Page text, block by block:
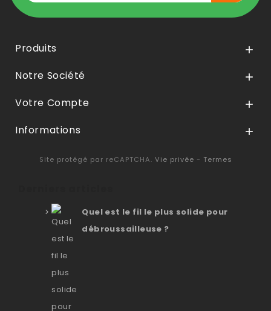
Produits 
Notre Société 
Votre Compte 
Informations 
Site protégé par reCAPTCHA. Vie privée - Termes
Quel est le fil le plus solide pour
débroussailleuse ?